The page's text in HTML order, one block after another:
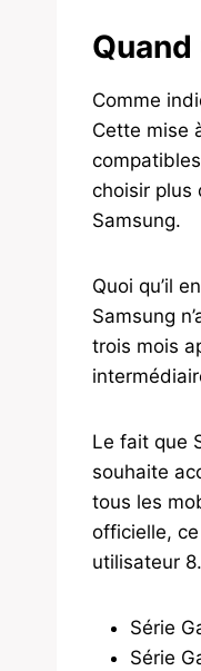
Comme
Cette mise
choisir plus
Samsung.
Quoi qu’il
Samsung
trois mois
Le fait que
souhaite
tous les
officielle,
utilisateur
Série
Série